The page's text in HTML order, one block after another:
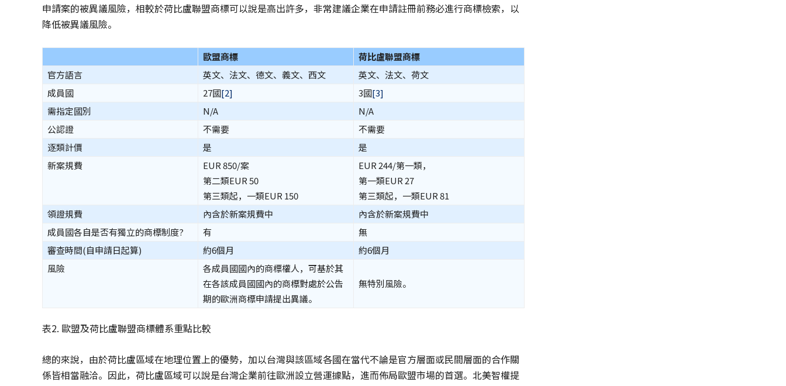
申請案的被異議風險，相較於荷比盧聯盟商標可以說是高出許多，非常建議企業在申請註冊前務必進行商標檢索，以
降低被異議風險。
歐盟商標
荷比盧聯盟商標
官方語言
英文、法文、德文、義文、西文
英文、法文、荷文
成員國
27國[2] 3國[3]
需指定國別
N/A
N/A
公認證
不需要
不需要
逐類計價
是
是
新案規費
EUR 850/案
第二類EUR 50
第三類起，一類EUR 150
EUR 244/第一類，
第一類EUR 27
第三類起，一類EUR 81
領證規費
內含於新案規費中
內含於新案規費中
成員國各自是否有獨立的商標制度?
有
無
審查時間(自申請日起算)
約6個月
約6個月
風險
各成員國國內的商標權人，可基於其
在各該成員國國內的商標對處於公告
期的歐洲商標申請提出異議。
無特別風險。
表2. 歐盟及荷比盧聯盟商標體系重點比較
總的來說，由於荷比盧區域在地理位置上的優勢，加以台灣與該區域各國在當代不論是官方層面或民間層面的合作關
係皆相當融洽。因此，荷比盧區域可以說是台灣企業前往歐洲設立營運據點，進而佈局歐盟市場的首選。北美智權提